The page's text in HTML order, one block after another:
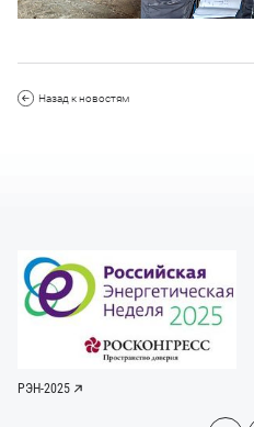
Назад к новостям
РЭН-2025